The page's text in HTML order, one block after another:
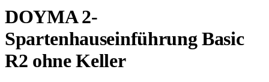
DOYMA 2-
Spartenhauseinführung Basic
R2 ohne Keller